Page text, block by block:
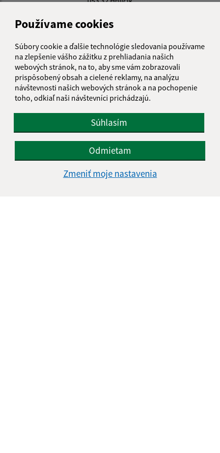
Používame cookies
Súbory cookie a ďalšie technológie sledovania používame
na zlepšenie vášho zážitku z prehliadania našich
webových stránok, na to, aby sme vám zobrazovali
prispôsobený obsah a cielené reklamy, na analýzu
návštevnosti našich webových stránok a na pochopenie
toho, odkiaľ naši návštevníci prichádzajú.
Súhlasím
Odmietam
Zmeniť moje nastavenia
info@obechnilcik.sk
IČO: 00329134